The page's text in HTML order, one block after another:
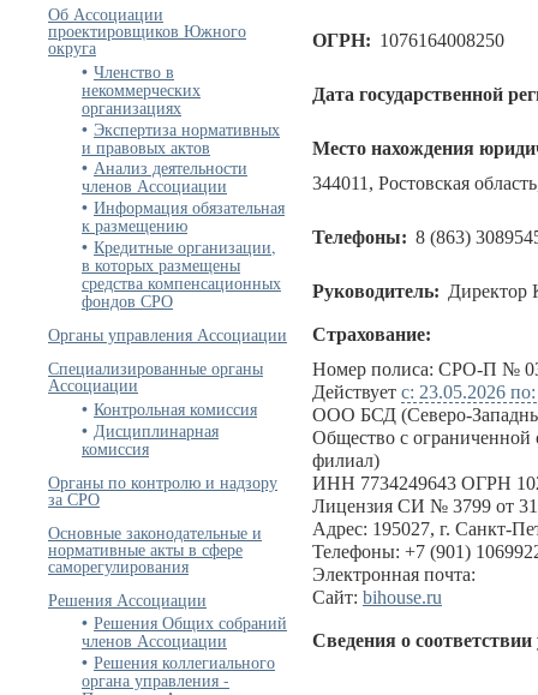
Об Ассоциации
проектировщиков Южного
округа
Членство в
некоммерческих
организациях
Экспертиза нормативных
и правовых актов
Анализ деятельности
членов Ассоциации
Информация обязательная
к размещению
Кредитные организации,
в которых размещены
средства компенсационных
фондов СРО
Органы управления Ассоциации
Специализированные органы
Ассоциации
Контрольная комиссия
Дисциплинарная
комиссия
Органы по контролю и надзору
за СРО
Основные законодательные и
нормативные акты в сфере
саморегулирования
Решения Ассоциации
Решения Общих собраний
членов Ассоциации
Решения коллегиального
органа управления -
ОГРН: 1076164008250
Дата государственной
Место нахождения
344011, Ростовская
Телефоны: 8 (863)
Руководитель: Директор
Страхование:
Номер полиса: СРО-П №
Действует с: 23.05.2026
ООО БСД (Северо-
Общество с ограниченной
филиал)
ИНН 7734249643 ОГРН
Лицензия СИ № 3799 от
Адрес: 195027, г. Санкт-
Телефоны: +7 (901)
Электронная почта:
Сайт: bihouse.ru
Сведения о